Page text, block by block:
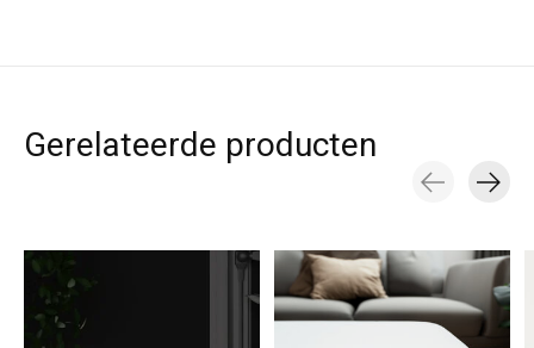
Gerelateerde producten